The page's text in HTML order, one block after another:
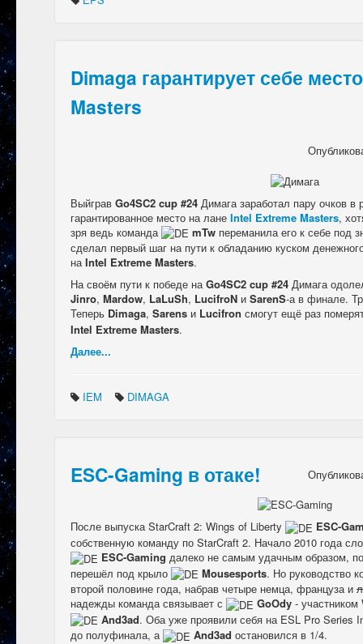
Dimaga гарантирует себе
Masters
Выйграв Go4SC2 cup #24 Димага заработал пару очков в
гарантированное место на лане Intel Extreme Masters,
зря ведь команда
mTw переманила его к себе под
сделал первый шаг на пути к обладанию куском
наIntel Extreme Masters.
На своём пути к победе наGo4SC2 cup #24 Димага
Jinro, Mardow, LaLuSh, LucifroN и SarenS-а в финале.
Теперь Dimaga, Sarens и Lucifron смогут ещё раз
Intel Extreme Masters.
Далее...
IEM DIMAGA
ESC-Gaming в отаке!
После выпуска StarCraft 2: Wings of Liberty
ESC-
собственную команду по StarCraft 2. Начало 2010 года
ESC-Gaming далеко не самым удачным образом,
перешёл под крыло
Mousesports. Но руководство
второй половине года, набрав четыре немца, француза и
надежды команда связывает с
GoOdy -
And3ad. Оба уже проявили себя на ESL Pro Series
до полуфинала, а
And3ad остановился в 1/4.